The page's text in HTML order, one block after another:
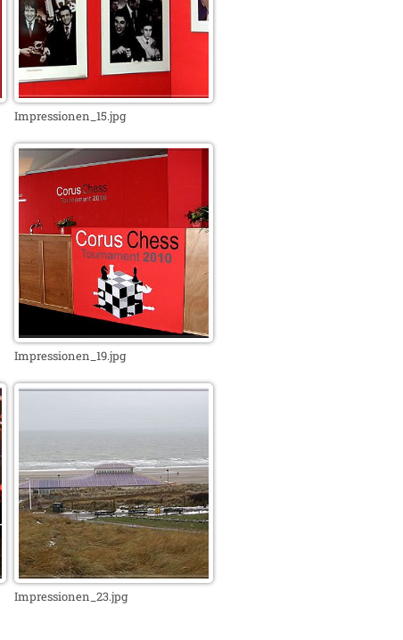
Impressionen_15.jpg
Impressionen_19.jpg
Impressionen_23.jpg